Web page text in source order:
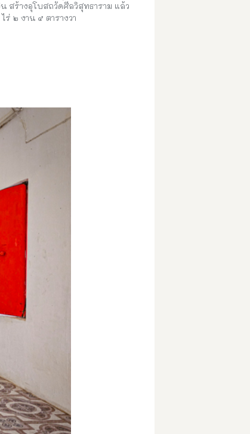
สร้างอุโบสถวัดศีลวิสุทธาราม แล้ว
๒ งาน ๕ ตารางวา